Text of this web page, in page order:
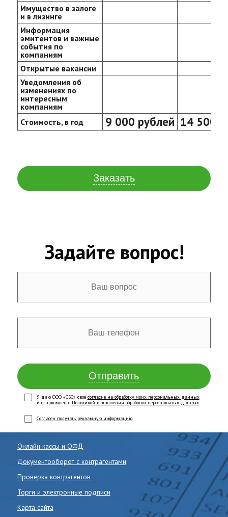
Имущество в залоге
и в лизинге
Информация
эмитентов и важные
события по
компаниям
Открытые вакансии
Уведомления об
изменениях по
интересным
компаниям
Стоимость, в год
9 000 рублей 14 500
Заказать
Задайте вопрос!
Отправить
Я даю ООО «СБС» свое согласие на обработку моих персональных данных
и ознакомлен с Политикой в отношении обработки персональных данных.
Согласен получать рекламную информацию.
Онлайн кассы и ОФД
Документооборот с контрагентами
Проверка контрагентов
Торги и электронные подписи
Карта сайта